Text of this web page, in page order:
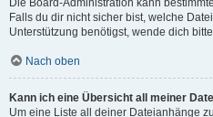
Die Board-Administration kann
Falls du dir nicht sicher bist, welche
Unterstützung benötigst, wende dich
Nach oben
Kann ich eine Übersicht all meiner
Um eine Liste all deiner Dateianhänge